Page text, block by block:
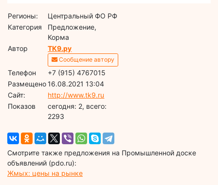
Регионы:
Центральный ФО РФ
Категория
Предложение,
Корма
Автор
ТК9.ру
Сообщение автору
Телефон
+7 (915) 4767015
Размещено16.08.2021 13:04
Сайт:
http://www.tk9.ru
Показов
cегодня: 2, всего:
2293
Смотрите также предложения на Промышленной доске
объявлений (pdo.ru):
Жмых: цены на рынке